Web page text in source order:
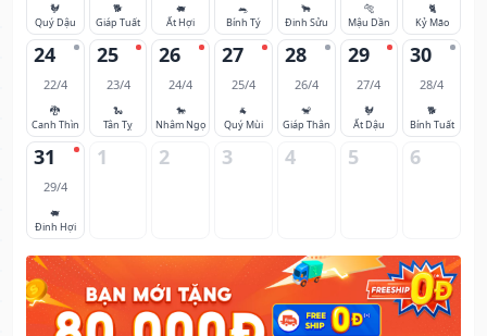
🐓
Quý Dậu
🐕
Giáp Tuất
🐖
Ất Hợi
🐀
Bính Tý
🐂
Đinh Sửu
🐅
Mậu Dần
🐈
Kỷ Mão
24
22/4
🐉
Canh Thìn
25
23/4
🐍
Tân Tỵ
26
24/4
🐎
Nhâm Ngọ
27
25/4
🐐
Quý Mùi
28
26/4
🐒
Giáp Thân
29
27/4
🐓
Ất Dậu
30
28/4
🐕
Bính Tuất
31
29/4
🐖
Đinh Hợi
1 2 3 4 5 6